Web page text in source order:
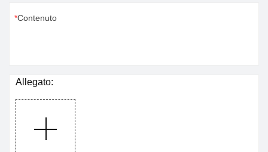
Contenuto
Allegato: